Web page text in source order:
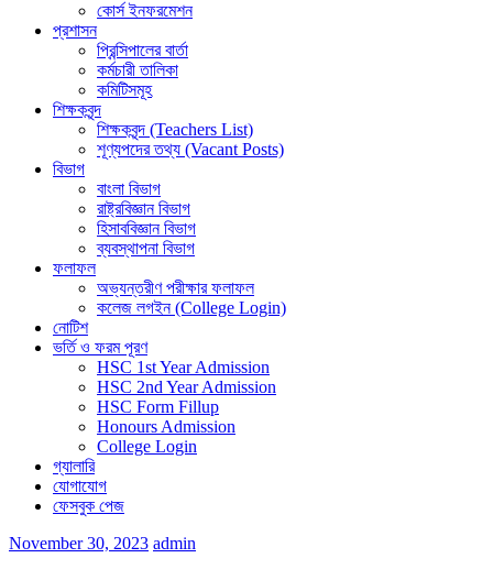
কোর্স ইনফরমেশন
প্রশাসন
প্রিন্সিপালের বার্তা
কর্মচারী তালিকা
কমিটিসমূহ
শিক্ষকবৃন্দ
শিক্ষকবৃন্দ (Teachers List)
শূণ্যপদের তথ্য (Vacant Posts)
বিভাগ
বাংলা বিভাগ
রাষ্ট্রবিজ্ঞান বিভাগ
হিসাববিজ্ঞান বিভাগ
ব্যবস্থাপনা বিভাগ
ফলাফল
অভ্যন্তরীণ পরীক্ষার ফলাফল
কলেজ লগইন (College Login)
নোটিশ
ভর্তি ও ফরম পূরণ
HSC 1st Year Admission
HSC 2nd Year Admission
HSC Form Fillup
Honours Admission
College Login
গ্যালারি
যোগাযোগ
ফেসবুক পেজ
November 30, 2023 admin